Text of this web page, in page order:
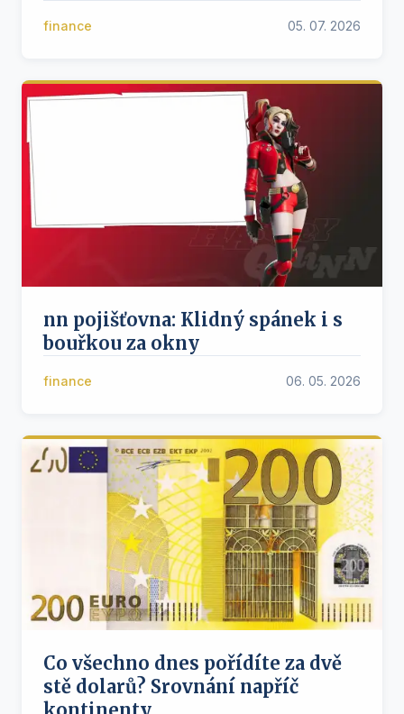
finance 05. 07. 2026
nn pojišťovna: Klidný spánek i s
bouřkou za okny
finance 06. 05. 2026
Co všechno dnes pořídíte za dvě
stě dolarů? Srovnání napříč